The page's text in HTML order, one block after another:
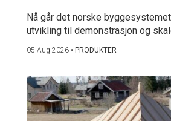
Nå går det norske
utvikling til demonstrasjon og
05 Aug 2026 • PRODUKTER